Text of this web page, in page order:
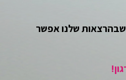
שלכם מתמודדים טוב
הזמן כמו אלופים,
והאווירה נעימה. קצת
;)
ההתנהלות בצוותים שלכם